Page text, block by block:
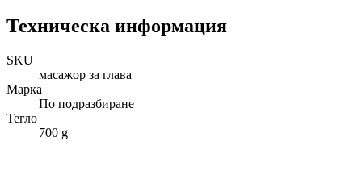
Техническа информация
SKU
масажор за глава
Марка
По подразбиране
Тегло
700 g